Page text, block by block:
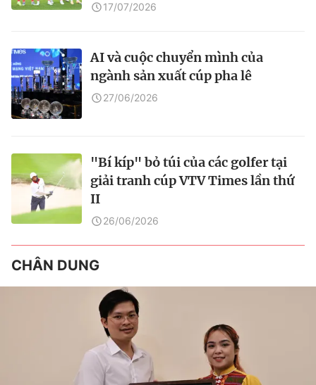
17/07/2026
AI và cuộc chuyển mình của
ngành sản xuất cúp pha lê
27/06/2026
"Bí kíp" bỏ túi của các golfer tại
giải tranh cúp VTV Times lần thứ
II
26/06/2026
CHÂN DUNG